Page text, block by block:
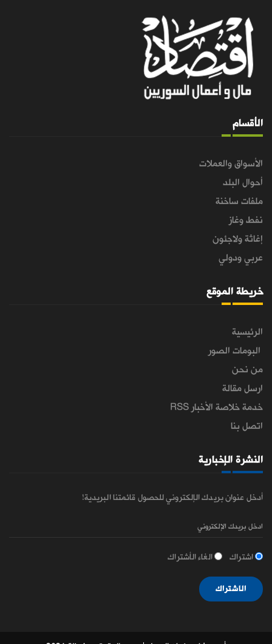
الأقسام
الأسواق والعملات
أحوال البلد
ملفات ساخنة
نفط وغاز
إغاثة ولاجئون
عربي ودولي
خريطة الموقع
الرئيسية
البومات الصور
من نحن
ارسل مقالة
خدمة خلاصة الأخبار RSS
اتصل بنا
النشرة الإخبارية
أدخل عنوان بريدك الإلكتروني للحصول قائمتنا البريدية!
اشتراك الغاء الأشتراك
الاشتراك